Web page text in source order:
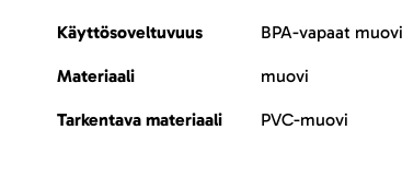
Käyttösoveltuvuus BPA-vapaat
Materiaali muovi
Tarkentava materiaali PVC-muovi